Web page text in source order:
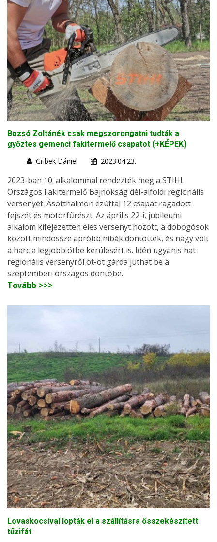
Bozsó Zoltánék csak megszorongatni tudták a
győztes gemenci fakitermelő csapatot (+KÉPEK)
Gribek Dániel
2023.04.23.
2023-ban 10. alkalommal rendezték meg a STIHL
Országos Fakitermelő Bajnokság dél-alföldi regionális
versenyét. Ásotthalmon ezúttal 12 csapat ragadott
fejszét és motorfűrészt. Az április 22-i, jubileumi
alkalom kifejezetten éles versenyt hozott, a dobogósok
között mindössze apróbb hibák döntöttek, és nagy volt
a harc a legjobb ötbe kerülésért is. Idén ugyanis hat
regionális versenyről öt-öt gárda juthat be a
szeptemberi országos döntőbe.
Tovább >>>
Lovaskocsival lopták el a szállításra összekészített
tűzifát